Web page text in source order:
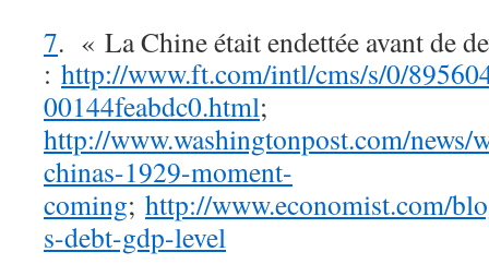
7. « La Chine était endettée avant de
: http://www.ft.com/intl/cms/s/0/
00144feabdc0.html;
http://www.washingtonpost.com/
chinas-1929-moment-
coming; http://www.economist.com/
s-debt-gdp-level